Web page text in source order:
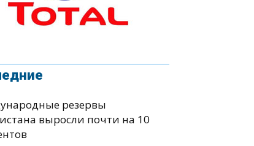
резервы
выросли почти на 10